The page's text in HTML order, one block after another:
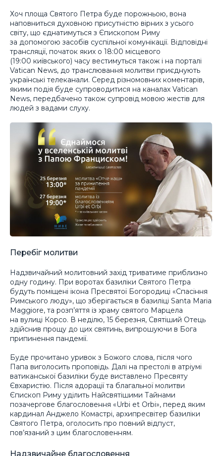
Хоч площа Святого Петра буде порожньою, вона
наповниться духовною присутністю вірних з усього
світу, що єднатимуться з Єпископом Риму
за допомогою засобів суспільної комунікації. Відповідні
трансляції, початок яких о 18:00 місцевого
(19:00 київського) часу вестимуться також і на порталі
Vatican News, до транслювання молитви приєднують
українські телеканали. Серед різномовних коментарів,
якими подія буде супроводитися на каналах Vatican
News, передбачено також супровід мовою жестів для
людей з вадами слуху.
Перебіг молитви
Надзвичайний молитовний захід триватиме приблизно
одну годину. При воротах базиліки Святого Петра
будуть поміщені ікона Пресвятої Богородиці «Спасіння
Римського люду», що зберігається в базиліці Santa Maria
Maggiore, та розп’яття із храму святого Марцела
на вулиці Корсо. В неділю, 15 березня, Святіший Отець
здійснив прощу до цих святинь, випрошуючи в Бога
припинення пандемії.
Буде прочитано уривок з Божого слова, після чого
Папа виголосить проповідь. Далі на престолі в атріумі
ватиканської базиліки буде виставлено Пресвяту
Євхаристію. Після адорації та благальної молитви
Єпископ Риму уділить Найсвятішими Тайнами
позачергове благословення «Urbi et Orbi», перед яким
кардинал Анджело Комастрі, архипресвітер базиліки
Святого Петра, оголосить про повний відпуст,
пов’язаний з цим благословенням.
Надзвичайне благословення